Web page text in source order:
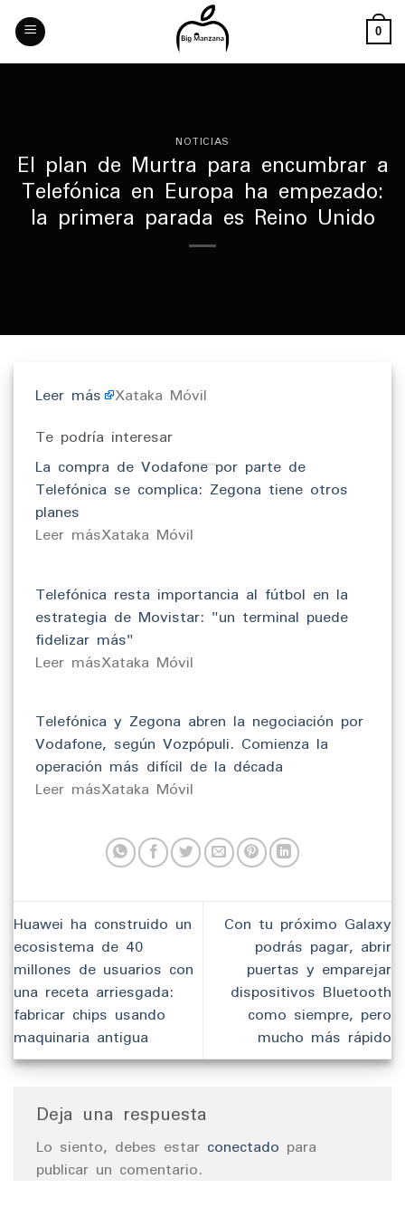
Skip
content
0
NOTICIAS
El plan de Murtra para encumbrar a
Telefónica en Europa ha empezado:
la primera parada es Reino Unido
Leer más Xataka Móvil
Te podría interesar
La compra de Vodafone por parte de
Telefónica se complica: Zegona tiene otros
planes
​Leer másXataka Móvil
Telefónica resta importancia al fútbol en la
estrategia de Movistar: "un terminal puede
fidelizar más"
​Leer másXataka Móvil
Telefónica y Zegona abren la negociación por
Vodafone, según Vozpópuli. Comienza la
operación más difícil de la década
​Leer másXataka Móvil
Huawei ha construido un
ecosistema de 40
millones de usuarios con
una receta arriesgada:
fabricar chips usando
maquinaria antigua
Con tu próximo Galaxy
podrás pagar, abrir
puertas y emparejar
dispositivos Bluetooth
como siempre, pero
mucho más rápido
Deja una respuesta
Lo siento, debes estar conectado para
publicar un comentario.